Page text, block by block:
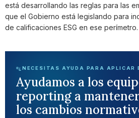
está desarrollando las reglas para las
que el Gobierno está legislando para
de calificaciones ESG en ese perímetro.
¿NECESITAS AYUDA PARA APLICAR
Ayudamos a los
reporting a
los cambios